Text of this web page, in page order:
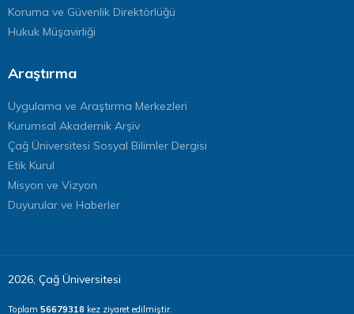
Koruma ve Güvenlik Direktörlüğü
Hukuk Müşavirliği
Araştırma
Uygulama ve Araştırma Merkezleri
Kurumsal Akademik Arşiv
Çağ Üniversitesi Sosyal Bilimler Dergisi
Etik Kurul
Misyon ve Vizyon
Duyurular ve Haberler
2026, Çağ Üniversitesi
Toplam 56679318 kez ziyaret edilmiştir.